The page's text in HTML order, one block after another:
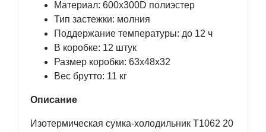
Материал: 600х300D полиэстер
Тип застежки: молния
Поддержание температуры: до 12 ч
В коробке: 12 штук
Размер коробки: 63х48х32
Вес брутто: 11 кг
Описание
Изотермическая сумка-холодильник T1062 20